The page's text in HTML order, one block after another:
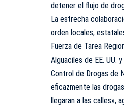
detener el flujo de
La estrecha
orden locales,
Fuerza de Tarea
Alguaciles de EE. UU.
Control de Drogas de
eficazmente las
llegaran a las calles»,